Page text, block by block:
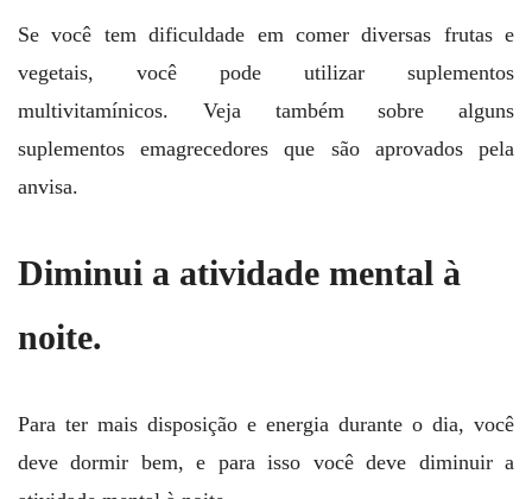
Se você tem dificuldade em comer diversas frutas e
vegetais, você pode utilizar suplementos
multivitamínicos. Veja também sobre alguns
suplementos emagrecedores que são aprovados pela
anvisa.
Diminui a atividade mental à
noite.
Para ter mais disposição e energia durante o dia, você
deve dormir bem, e para isso você deve diminuir a